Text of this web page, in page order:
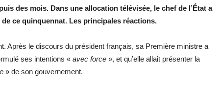
des mois. Dans une allocation télévisée, le chef de l’État a
ce quinquennat. Les principales réactions.
Après le discours du président français, sa Première ministre a
ses intentions « avec force », et qu’elle allait présenter la
» de son gouvernement.